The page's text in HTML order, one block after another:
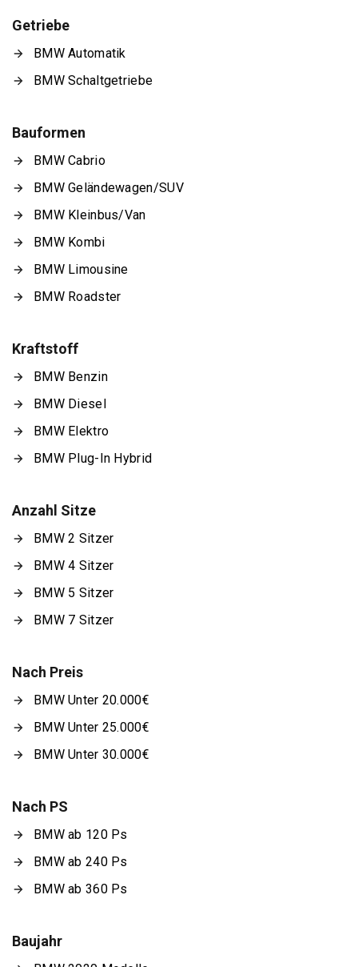
Getriebe
BMW Automatik
BMW Schaltgetriebe
Bauformen
BMW Cabrio
BMW Geländewagen/SUV
BMW Kleinbus/Van
BMW Kombi
BMW Limousine
BMW Roadster
Kraftstoff
BMW Benzin
BMW Diesel
BMW Elektro
BMW Plug-In Hybrid
Anzahl Sitze
BMW 2 Sitzer
BMW 4 Sitzer
BMW 5 Sitzer
BMW 7 Sitzer
Nach Preis
BMW Unter 20.000€
BMW Unter 25.000€
BMW Unter 30.000€
Nach PS
BMW ab 120 Ps
BMW ab 240 Ps
BMW ab 360 Ps
Baujahr